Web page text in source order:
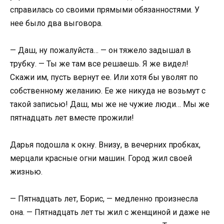
справилась со своими прямыми обязанностями. У
нее было два выговора.
— Даш, ну пожалуйста… — он тяжело задышал в
трубку. — Ты же там все решаешь. Я же видел!
Скажи им, пусть вернут ее. Или хотя бы уволят по
собственному желанию. Ее же никуда не возьмут с
такой записью! Даш, мы же не чужие люди… Мы же
пятнадцать лет вместе прожили!
Дарья подошла к окну. Внизу, в вечерних пробках,
мерцали красные огни машин. Город жил своей
жизнью.
— Пятнадцать лет, Борис, — медленно произнесла
она. — Пятнадцать лет ты жил с женщиной и даже не